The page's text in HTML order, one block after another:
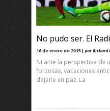
No pudo ser. El
16 de enero de 2015 | por Richard
Ni ante la perspectiva de
forzosas, vacaciones
dejarle en paz. La